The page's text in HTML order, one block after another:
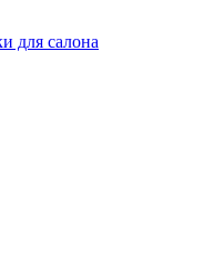
для салона